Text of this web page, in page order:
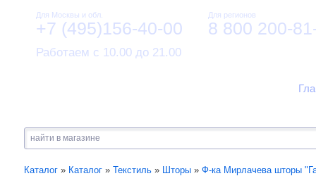
Для Москвы и обл.
+7 (495)156-40-00
Для регионов
8 800 200-
Работаем с 10.00 до 21.00
Каталог» Каталог» Текстиль» Шторы» Ф-ка Мирлачева шторы